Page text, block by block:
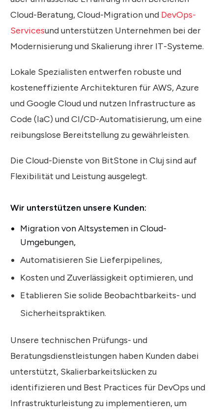
Cloud-Beratung, Cloud-Migration und DevOps-
Servicesund unterstützen Unternehmen bei der
Modernisierung und Skalierung ihrer IT-Systeme.
Lokale Spezialisten entwerfen robuste und
kosteneffiziente Architekturen für AWS, Azure
und Google Cloud und nutzen Infrastructure as
Code (IaC) und CI/CD-Automatisierung, um eine
reibungslose Bereitstellung zu gewährleisten.
Die Cloud-Dienste von BitStone in Cluj sind auf
Flexibilität und Leistung ausgelegt.
Wir unterstützen unsere Kunden:
Migration von Altsystemen in Cloud-
Umgebungen,
Automatisieren Sie Lieferpipelines,
Kosten und Zuverlässigkeit optimieren, und
Etablieren Sie solide Beobachtbarkeits- und
Sicherheitspraktiken.
Unsere technischen Prüfungs- und
Beratungsdienstleistungen haben Kunden dabei
unterstützt, Skalierbarkeitslücken zu
identifizieren und Best Practices für DevOps und
Infrastrukturleistung zu implementieren, um